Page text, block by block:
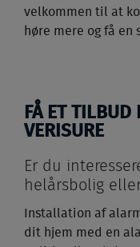
velkommen til at
høre mere og få
FÅ ET TILBUD
VERISURE
Er du
helårsbolig
Installation af
dit hjem med en